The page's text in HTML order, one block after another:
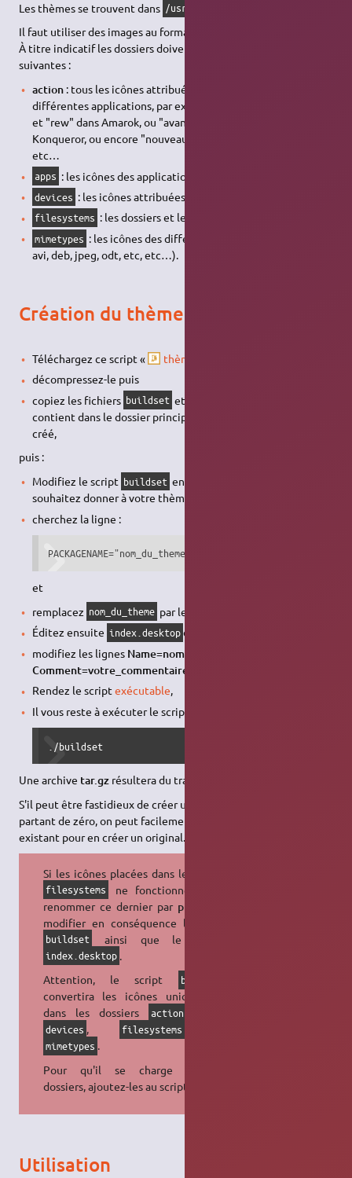
Les thèmes se trouvent dans /usr/share/icons
Il faut utiliser des images au format png.
À titre indicatif les dossiers doivent contenir les icônes
suivantes :
action: tous les icônes attribuées aux actions dans vos
différentes applications, par exemple "play", "stop", "ffwd"
et "rew" dans Amarok, ou "avancer" et "reculer" dans
Konqueror, ou encore "nouveau message" dans Kmail, etc,
etc…
apps : les icônes des applications,
devices : les icônes attribuées aux média et matériels,
filesystems : les dossiers et les corbeilles,
mimetypes : les icônes des différents types de fichier (mp3,
avi, deb, jpeg, odt, etc, etc…).
Création du thème
Téléchargez ce script « thème d'icônes
décompressez-le puis
copiez les fichiers buildset et
contient dans le dossier principal du thème que vous avez
créé,
puis :
Modifiez le script buildset en rajoutant le nom que vous
souhaitez donner à votre thème,
cherchez la ligne :
PACKAGENAME="nom_du_theme"
et
remplacez nom_du_theme par le nom de votre thème,
Éditez ensuite index.desktopet
modifiez les lignes Name=nom_du_theme
Comment=votre_commentaire
Rendez le script exécutable,
Il vous reste à exécuter le script :
./buildset
Une archive tar.gz résultera du travail du script.
S'il peut être fastidieux de créer un thème de toutes pièces en
partant de zéro, on peut facilement combiner des thèmes déjà
existant pour en créer un original.
Si les icônes placées dans le dossier
filesystems
ne fonctionnent pas,
renommer ce dernier par places
modifier en conséquence le script
buildset ainsi que le fichier
index.desktop .
Attention, le script
buildset
convertira les icônes uniquement
dans les dossiers
action
devices , filesystems
mimetypes .
Pour qu'il se charge d'autres
dossiers, ajoutez-les au script.
Utilisation